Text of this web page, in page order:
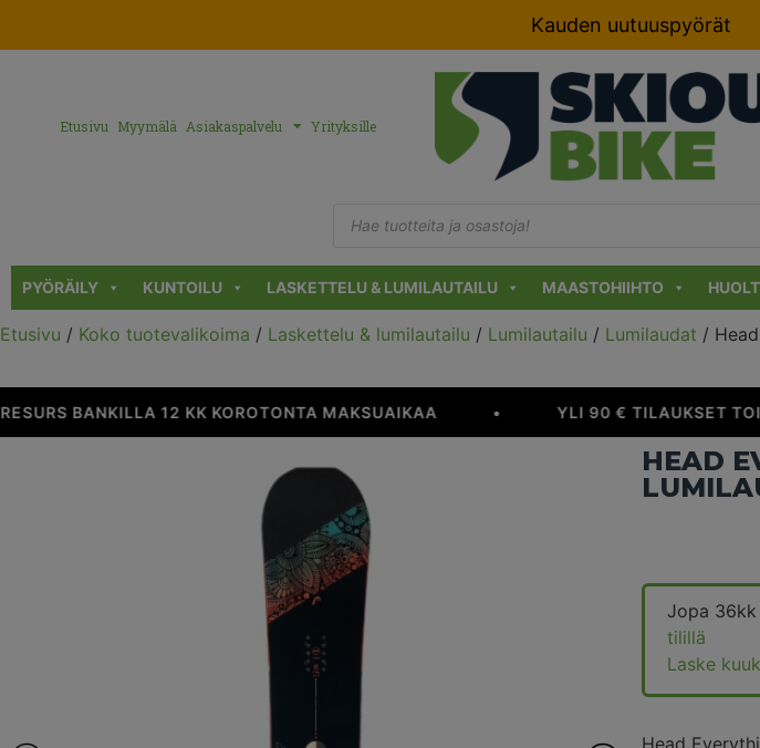
Kauden uutuuspyörät
Etusivu Myymälä Asiakaspalvelu Yrityksille
PYÖRÄILY KUNTOILU LASKETTELU & LUMILAUTAILU MAASTOHIIHTO
Etusivu / Koko tuotevalikoima / Laskettelu & lumilautailu / Lumilautailu / Lumilaudat /
BANKILLA 12 KK KOROTONTA MAKSUAIKAA YLI 90 € TILAUKSET
HEAD
Jopa 36kk
tilillä
Laske
Head